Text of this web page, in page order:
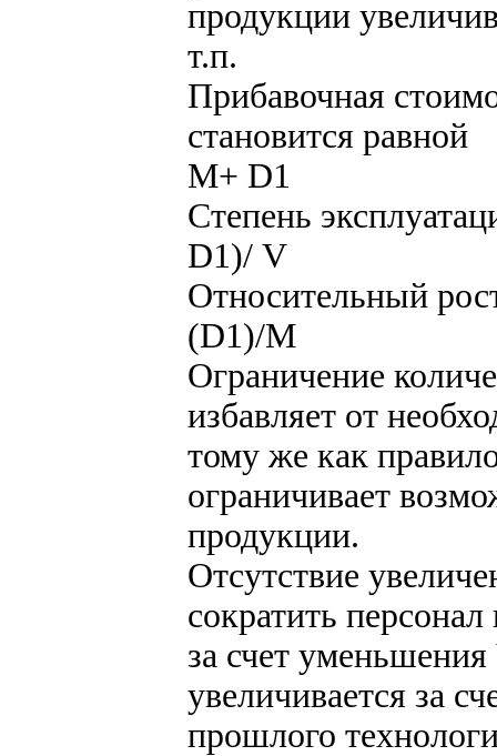
продукции
т.п.
Прибавочная
становится равной
М+ D1
Степень
D1)/ V
Относительный
(D1)/М
Ограничение
избавляет от
тому же как
ограничивает
продукции.
Отсутствие
сократить
за счет
увеличивается за
прошлого